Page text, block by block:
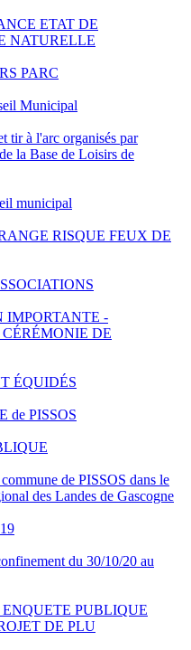
ETAT DE
NATURELLE
PARC
Municipal
tir à l'arc organisés par
la Base de Loisirs de
municipal
RISQUE FEUX DE
IMPORTANTE -
DE
ÉQUIDÉS
de PISSOS
de PISSOS dans le
des Landes de Gascogne
du 30/10/20 au
PUBLIQUE
DE PLU